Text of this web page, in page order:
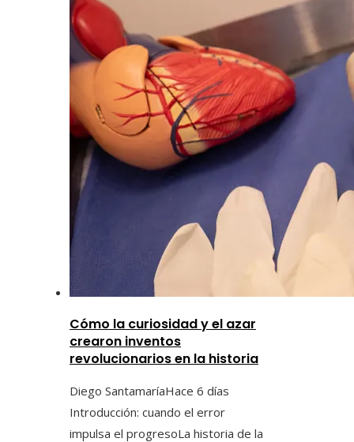
Cómo la curiosidad y el azar
crearon inventos
revolucionarios en la historia
Diego SantamaríaHace 6 días
Introducción: cuando el error
impulsa el progresoLa historia de la